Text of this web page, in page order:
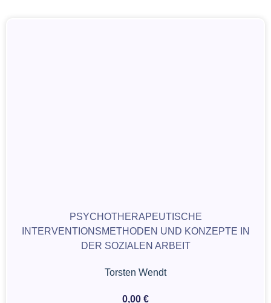
PSYCHOTHERAPEUTISCHE
INTERVENTIONSMETHODEN UND KONZEPTE IN
DER SOZIALEN ARBEIT
Torsten Wendt
0,00 €